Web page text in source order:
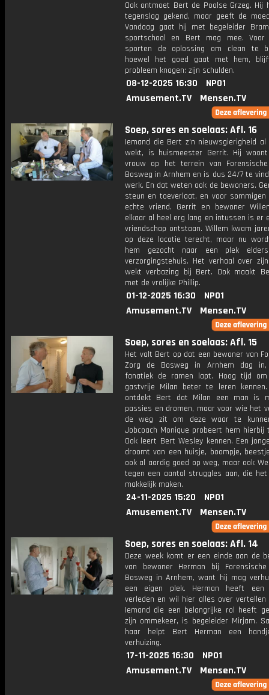
Ook ontmoet Bert de Poolse Grzeg. Hij
tegenslag gekend, maar geeft de
Vandaag gaat hij met begeleider
sportschool en Bert mag mee. Voor
sporten de oplossing om clean te
hoewel het goed gaat met hem,
probleem knagen: zijn schulden.
08-12-2025 16:30
NPO1
Amusement.TV
Mensen.TV
Soep, sores en soelaas: Afl. 16
Iemand die Bert z'n nieuwsgierigheid
wekt, is huismeester Gerrit. Hij
vrouw op het terrein van
Bosweg in Arnhem en is dus 24/7 te
werk. En dat weten ook de bewoners.
steun en toeverlaat, en voor
echte vriend. Gerrit en bewoner
elkaar al heel erg lang en intussen is er
vriendschap ontstaan. Willem kwam
op deze locatie terecht, maar nu
hem gezocht naar een plek
verzorgingstehuis. Het verhaal over
wekt verbazing bij Bert. Ook maakt
met de vrolijke Phillip.
01-12-2025 16:30
NPO1
Amusement.TV
Mensen.TV
Soep, sores en soelaas: Afl. 15
Het valt Bert op dat een bewoner van
Zorg de Bosweg in Arnhem dag
fanatiek de ramen lapt. Hoog tijd
gastvrije Milan beter te leren
ontdekt Bert dat Milan een man is
passies en dromen, maar voor wie het
de weg zit om deze waar te
Jobcoach Monique probeert hem hierbij
Ook leert Bert Wesley kennen. Een
droomt van een huisje, boompje,
ook al aardig goed op weg, maar ook
tegen een aantal struggles aan, die
makkelijk maken.
24-11-2025 15:20
NPO1
Amusement.TV
Mensen.TV
Soep, sores en soelaas: Afl. 14
Deze week komt er een einde aan de
van bewoner Herman bij
Bosweg in Arnhem, want hij mag
een eigen plek. Herman heeft een
verleden en wil hier alles over vertellen
Iemand die een belangrijke rol heeft
zijn ommekeer, is begeleider Mirjam.
haar helpt Bert Herman een
verhuizing.
17-11-2025 16:30
NPO1
Amusement.TV
Mensen.TV